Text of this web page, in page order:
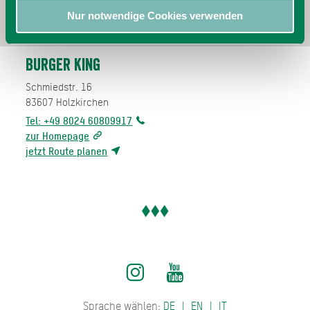
Nur notwendige Cookies verwenden
Burger King
Schmiedstr. 16
83607 Holzkirchen
Tel: +49 8024 60809917
zur Homepage
jetzt Route planen
Sprache wählen: DE EN IT